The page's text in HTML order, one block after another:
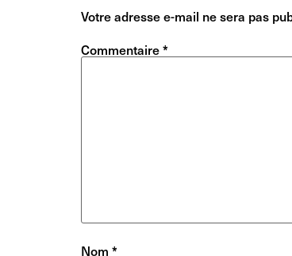
Votre adresse e-mail ne sera pas
Commentaire*
Nom *